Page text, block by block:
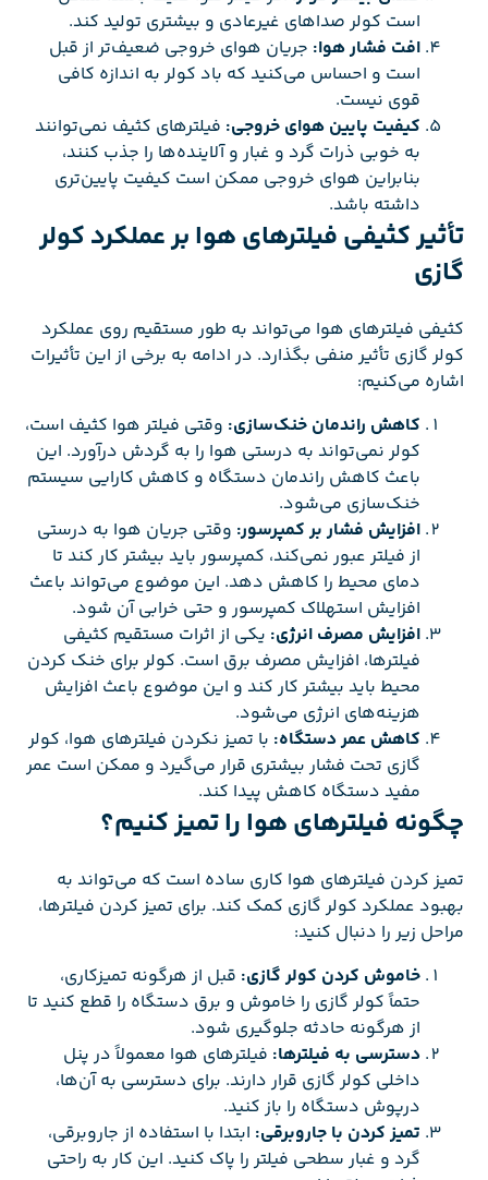
است کولر صداهای غیرعادی و بیشتری تولید کند.
افت فشار هوا: جریان هوای خروجی ضعیف‌تر از قبل
است و احساس می‌کنید که باد کولر به اندازه کافی
قوی نیست.
کیفیت پایین هوای خروجی: فیلترهای کثیف نمی‌توانند
به خوبی ذرات گرد و غبار و آلاینده‌ها را جذب کنند،
بنابراین هوای خروجی ممکن است کیفیت پایین‌تری
داشته باشد.
تأثیر کثیفی فیلترهای هوا بر عملکرد کولر
گازی
کثیفی فیلترهای هوا می‌تواند به طور مستقیم روی عملکرد
کولر گازی تأثیر منفی بگذارد. در ادامه به برخی از این تأثیرات
اشاره می‌کنیم:
کاهش راندمان خنک‌سازی: وقتی فیلتر هوا کثیف است،
کولر نمی‌تواند به درستی هوا را به گردش درآورد. این
باعث کاهش راندمان دستگاه و کاهش کارایی سیستم
خنک‌سازی می‌شود.
افزایش فشار بر کمپرسور: وقتی جریان هوا به درستی
از فیلتر عبور نمی‌کند، کمپرسور باید بیشتر کار کند تا
دمای محیط را کاهش دهد. این موضوع می‌تواند باعث
افزایش استهلاک کمپرسور و حتی خرابی آن شود.
افزایش مصرف انرژی: یکی از اثرات مستقیم کثیفی
فیلترها، افزایش مصرف برق است. کولر برای خنک کردن
محیط باید بیشتر کار کند و این موضوع باعث افزایش
هزینه‌های انرژی می‌شود.
کاهش عمر دستگاه: با تمیز نکردن فیلترهای هوا، کولر
گازی تحت فشار بیشتری قرار می‌گیرد و ممکن است عمر
مفید دستگاه کاهش پیدا کند.
چگونه فیلترهای هوا را تمیز کنیم؟
تمیز کردن فیلترهای هوا کاری ساده است که می‌تواند به
بهبود عملکرد کولر گازی کمک کند. برای تمیز کردن فیلترها،
مراحل زیر را دنبال کنید:
خاموش کردن کولر گازی: قبل از هرگونه تمیزکاری،
حتماً کولر گازی را خاموش و برق دستگاه را قطع کنید تا
از هرگونه حادثه جلوگیری شود.
دسترسی به فیلترها: فیلترهای هوا معمولاً در پنل
داخلی کولر گازی قرار دارند. برای دسترسی به آن‌ها،
درپوش دستگاه را باز کنید.
تمیز کردن با جاروبرقی: ابتدا با استفاده از جاروبرقی،
گرد و غبار سطحی فیلتر را پاک کنید. این کار به راحتی